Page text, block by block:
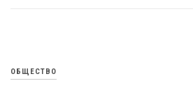
ОБЩЕСТВО